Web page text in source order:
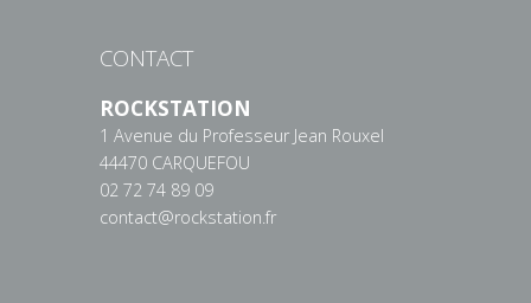
CONTACT
ROCKSTATION
1 Avenue du Professeur Jean Rouxel
44470 CARQUEFOU
02 72 74 89 09
contact@rockstation.fr